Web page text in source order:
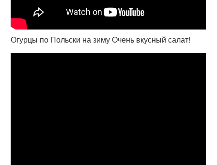
Огурцы по Польски на зиму Очень вкусный салат!